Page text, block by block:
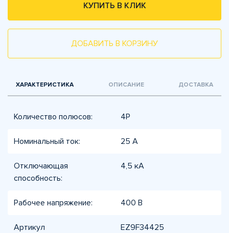
КУПИТЬ В КЛИК
ДОБАВИТЬ В КОРЗИНУ
ХАРАКТЕРИСТИКА ОПИСАНИЕ ДОСТАВКА
Количество полюсов: 4P
Номинальный ток: 25 А
Отключающая
способность:
4,5 кА
Рабочее напряжение: 400 В
Артикул EZ9F34425